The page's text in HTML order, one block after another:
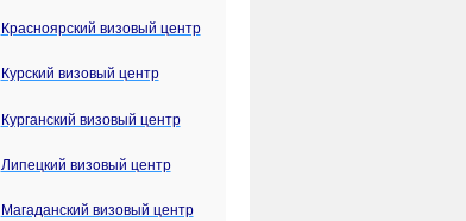
Красноярский визовый центр
Курский визовый центр
Курганский визовый центр
Липецкий визовый центр
Магаданский визовый центр